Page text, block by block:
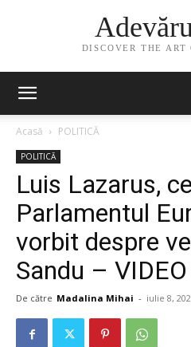
DISCOVER THE ART
Acasă POLITICĂ
POLITICĂ
Luis Lazarus,
Parlamentul
vorbit despre
Sandu – VIDEO
De către Madalina Mihai - iulie 8,